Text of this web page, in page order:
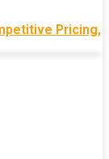
Pricing,